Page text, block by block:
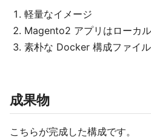
軽量なイメージ
Magento2 アプリはローカ
素朴な Docker 構成ファイル
成果物
こちらが完成した構成です。